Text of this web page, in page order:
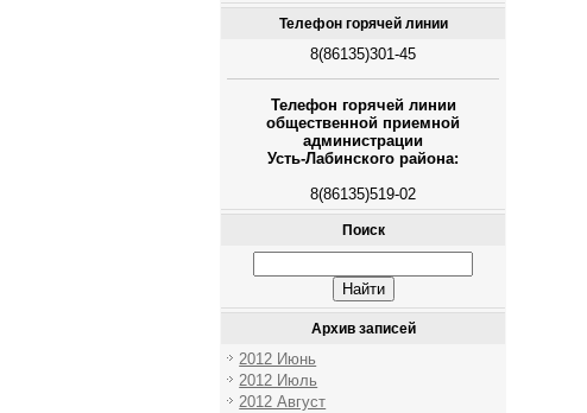
Телефон горячей линии
8(86135)301-45
Телефон горячей линии
общественной приемной
администрации
Усть-Лабинского района:
8(86135)519-02
Поиск
Архив записей
2012 Июнь
2012 Июль
2012 Август